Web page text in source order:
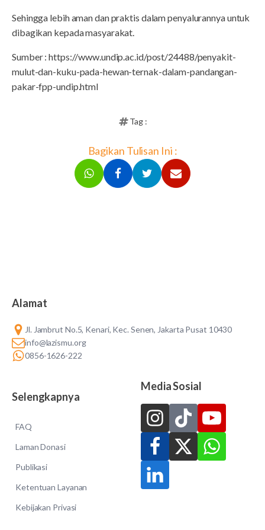
Sehingga lebih aman dan praktis dalam penyalurannya untuk
dibagikan kepada masyarakat.
Sumber : https://www.undip.ac.id/post/24488/penyakit-
mulut-dan-kuku-pada-hewan-ternak-dalam-pandangan-
pakar-fpp-undip.html
Tag :
Bagikan Tulisan Ini :
Alamat
Jl. Jambrut No.5, Kenari, Kec. Senen, Jakarta Pusat 10430
info@lazismu.org
0856-1626-222
Selengkapnya
FAQ
Laman Donasi
Publikasi
Ketentuan Layanan
Kebijakan Privasi
Media Sosial